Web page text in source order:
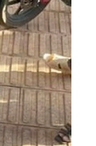
Giáo dục
Văn hoá
Môi trường
Giao thông – Đô thị